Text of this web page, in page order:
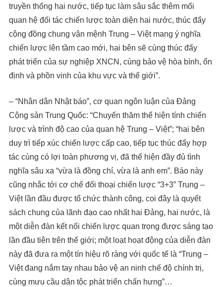
truyền thống hai nước, tiếp tục làm sâu sắc thêm mối
quan hệ đối tác chiến lược toàn diện hai nước, thúc đẩy
cộng đồng chung vận mệnh Trung – Việt mang ý nghĩa
chiến lược lên tầm cao mới, hai bên sẽ cùng thúc đẩy
phát triển của sự nghiệp XNCN, cùng bảo vệ hòa bình, ổn
định và phồn vinh của khu vực và thế giới”.
– “Nhân dân Nhật báo”, cơ quan ngôn luận của Đảng
Cộng sản Trung Quốc: “Chuyến thăm thể hiện tính chiến
lược và trình độ cao của quan hệ Trung – Việt”; “hai bên
duy trì tiếp xúc chiến lược cấp cao, tiếp tục thúc đẩy hợp
tác cùng có lợi toàn phương vị, đã thể hiện đầy đủ tình
nghĩa sâu xa “vừa là đồng chí, vừa là anh em”. Báo này
cũng nhắc tới cơ chế đối thoại chiến lược “3+3” Trung –
Việt lần đầu được tổ chức thành công, coi đây là quyết
sách chung của lãnh đạo cao nhất hai Đảng, hai nước, là
một diễn đàn kết nối chiến lược quan trọng được sáng tạo
lần đầu tiên trên thế giới; một loạt hoạt động của diễn đàn
này đã đưa ra một tín hiệu rõ ràng với quốc tế là “Trung –
Việt đang nắm tay nhau bảo vệ an ninh chế độ chính trị,
cùng mưu cầu dân tộc phát triển chấn hưng”…